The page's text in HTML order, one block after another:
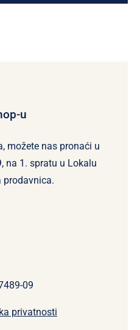
u
možete nas pronaći u
na 1. spratu u Lokalu
prodavnica.
09
privatnosti